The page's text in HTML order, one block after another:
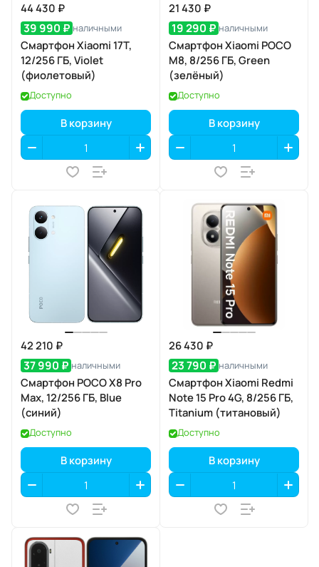
44 430 ₽
39 990 ₽ наличными
Смартфон Xiaomi 17T,
12/256 ГБ, Violet
(фиолетовый)
Доступно
В корзину
21 430 ₽
19 290 ₽ наличными
Смартфон Xiaomi POCO
M8, 8/256 ГБ, Green
(зелёный)
Доступно
В корзину
42 210 ₽
37 990 ₽ наличными
Смартфон POCO X8 Pro
Max, 12/256 ГБ, Blue
(синий)
Доступно
В корзину
26 430 ₽
23 790 ₽ наличными
Смартфон Xiaomi Redmi
Note 15 Pro 4G, 8/256 ГБ,
Titanium (титановый)
Доступно
В корзину